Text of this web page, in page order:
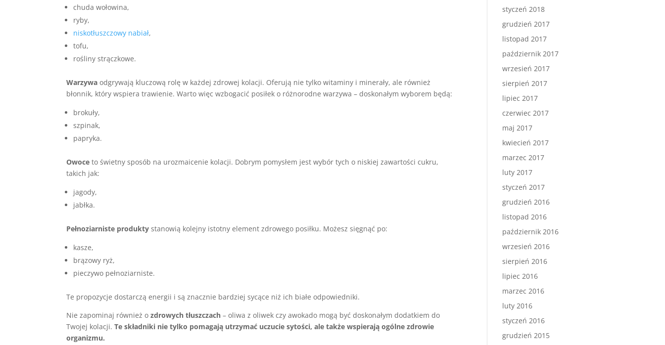
chuda wołowina,
ryby,
niskotłuszczowy nabiał,
tofu,
rośliny strączkowe.
Warzywa odgrywają kluczową rolę w każdej zdrowej kolacji. Oferują nie tylko witaminy i minerały, ale również
błonnik, który wspiera trawienie. Warto więc wzbogacić posiłek o różnorodne warzywa – doskonałym wyborem będą:
brokuły,
szpinak,
papryka.
Owoce to świetny sposób na urozmaicenie kolacji. Dobrym pomysłem jest wybór tych o niskiej zawartości cukru,
takich jak:
jagody,
jabłka.
Pełnoziarniste produkty stanowią kolejny istotny element zdrowego posiłku. Możesz sięgnąć po:
kasze,
brązowy ryż,
pieczywo pełnoziarniste.
Te propozycje dostarczą energii i są znacznie bardziej sycące niż ich białe odpowiedniki.
Nie zapominaj również ozdrowych tłuszczach – oliwa z oliwek czy awokado mogą być doskonałym dodatkiem do
Twojej kolacji.Te składniki nie tylko pomagają utrzymać uczucie sytości, ale także wspierają ogólne zdrowie
organizmu.
styczeń 2018
grudzień 2017
listopad 2017
październik 2017
wrzesień 2017
sierpień 2017
lipiec 2017
czerwiec 2017
maj 2017
kwiecień 2017
marzec 2017
luty 2017
styczeń 2017
grudzień 2016
listopad 2016
październik 2016
wrzesień 2016
sierpień 2016
lipiec 2016
marzec 2016
luty 2016
styczeń 2016
grudzień 2015